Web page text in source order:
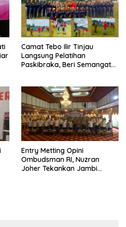
Camat Tebo Ilir Tinjau
Langsung Pelatihan
Paskibraka, Beri Semangat
Entry Metting Opini
Ombudsman RI, Nuzran
Joher Tekankan Jambi